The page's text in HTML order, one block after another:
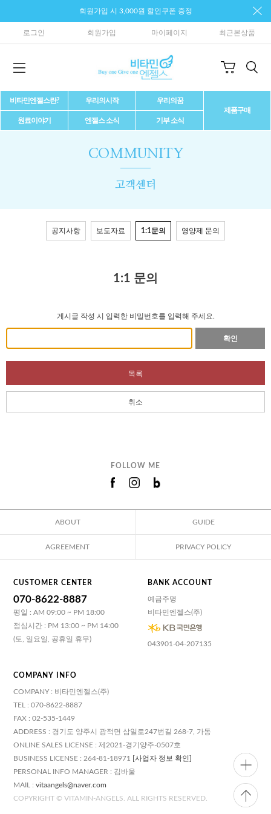
회원가입 시 3,000원 할인쿠폰 증정
로그인 회원가입 마이페이지 최근본상품
비타민엔젤스란? 우리의시작
우리의꿈
제품구매
원료이야기
엔젤스 소식 기부 소식
COMMUNITY
고객센터
공지사항 보도자료 1:1문의 영양제 문의
1:1 문의
게시글 작성 시 입력한 비밀번호를 입력해 주세요.
확인
목록
취소
FOLLOW ME
ABOUT GUIDE
AGREEMENT PRIVACY POLICY
CUSTOMER CENTER
070-8622-8887
평일 : AM 09:00 ~ PM 18:00
점심시간 : PM 13:00 ~ PM 14:00
(토, 일요일, 공휴일 휴무)
BANK ACCOUNT
예금주명
비타민엔젤스(주)
043901-04-207135
COMPANY INFO
COMPANY : 비타민엔젤스(주)
TEL : 070-8622-8887
FAX : 02-535-1449
ADDRESS : 경기도 양주시 광적면 삼일로247번길 268-7, 가동
ONLINE SALES LICENSE : 제2021-경기양주-0507호
BUSINESS LICENSE : 264-81-18971 [사업자 정보 확인]
PERSONAL INFO MANAGER : 김바울
MAIL :vitaangels@naver.com
COPYRIGHT © VITAMIN-ANGELS. ALL RIGHTS RESERVED.